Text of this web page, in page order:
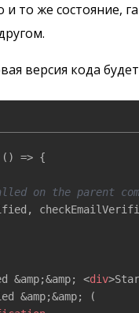
и то же состояние,
версия кода
() => {
on the parent
&amp;&amp;
<div>
&amp;&amp; (